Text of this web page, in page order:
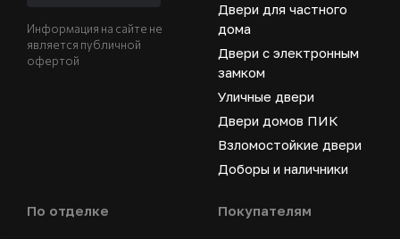
Информация на сайте не
является публичной
офертой
Двери для частного
дома
Двери с электронным
замком
Уличные двери
Двери домов ПИК
Взломостойкие двери
Доборы и наличники
По отделке Покупателям